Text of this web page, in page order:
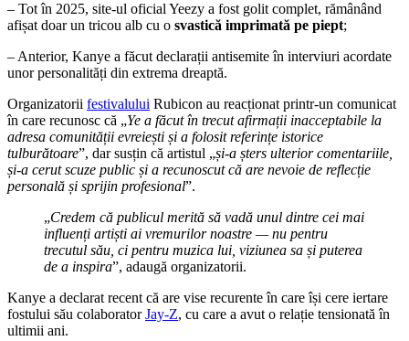
– Tot în 2025, site-ul oficial Yeezy a fost golit complet, rămânând
afișat doar un tricou alb cu o svastică imprimată pe piept;
– Anterior, Kanye a făcut declarații antisemite în interviuri acordate
unor personalități din extrema dreaptă.
Organizatorii festivalului Rubicon au reacționat printr-un comunicat
în care recunosc că „Ye a făcut în trecut afirmații inacceptabile la
adresa comunității evreiești și a folosit referințe istorice
tulburătoare”, dar susțin că artistul „și-a șters ulterior comentariile,
și-a cerut scuze public și a recunoscut că are nevoie de reflecție
personală și sprijin profesional”.
„Credem că publicul merită să vadă unul dintre cei mai
influenți artiști ai vremurilor noastre — nu pentru
trecutul său, ci pentru muzica lui, viziunea sa și puterea
de a inspira”, adaugă organizatorii.
Kanye a declarat recent că are vise recurente în care își cere iertare
fostului său colaboratorJay-Z, cu care a avut o relație tensionată în
ultimii ani.